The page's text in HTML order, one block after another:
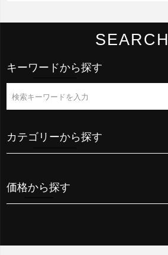
SEARCH
キーワードから探す
カテゴリーから探す
価格から探す